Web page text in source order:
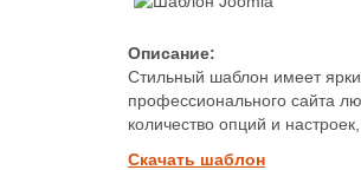
Описание:
Стильный шаблон имеет
профессионального сайта
количество опций и
Скачать шаблон